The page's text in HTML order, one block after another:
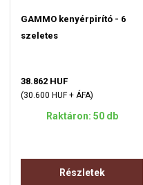
GAMMO kenyérpirító - 6
szeletes
38.862 HUF
(30.600 HUF + ÁFA)
Raktáron: 50 db
Részletek